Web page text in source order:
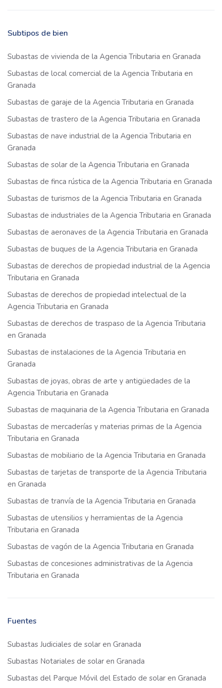
Subtipos de bien
Subastas de vivienda de la Agencia Tributaria en Granada
Subastas de local comercial de la Agencia Tributaria en
Granada
Subastas de garaje de la Agencia Tributaria en Granada
Subastas de trastero de la Agencia Tributaria en Granada
Subastas de nave industrial de la Agencia Tributaria en
Granada
Subastas de solar de la Agencia Tributaria en Granada
Subastas de finca rústica de la Agencia Tributaria en Granada
Subastas de turismos de la Agencia Tributaria en Granada
Subastas de industriales de la Agencia Tributaria en Granada
Subastas de aeronaves de la Agencia Tributaria en Granada
Subastas de buques de la Agencia Tributaria en Granada
Subastas de derechos de propiedad industrial de la Agencia
Tributaria en Granada
Subastas de derechos de propiedad intelectual de la
Agencia Tributaria en Granada
Subastas de derechos de traspaso de la Agencia Tributaria
en Granada
Subastas de instalaciones de la Agencia Tributaria en
Granada
Subastas de joyas, obras de arte y antigüedades de la
Agencia Tributaria en Granada
Subastas de maquinaria de la Agencia Tributaria en Granada
Subastas de mercaderías y materias primas de la Agencia
Tributaria en Granada
Subastas de mobiliario de la Agencia Tributaria en Granada
Subastas de tarjetas de transporte de la Agencia Tributaria
en Granada
Subastas de tranvía de la Agencia Tributaria en Granada
Subastas de utensilios y herramientas de la Agencia
Tributaria en Granada
Subastas de vagón de la Agencia Tributaria en Granada
Subastas de concesiones administrativas de la Agencia
Tributaria en Granada
Fuentes
Subastas Judiciales de solar en Granada
Subastas Notariales de solar en Granada
Subastas del Parque Móvil del Estado de solar en Granada